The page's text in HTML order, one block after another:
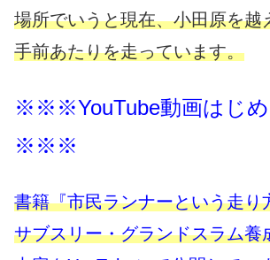
場所でいうと現在、小田原を越
手前あたりを走っています。
※※※YouTube動画はじめ
※※※
書籍『市民ランナーという走り
サブスリー・グランドスラム養